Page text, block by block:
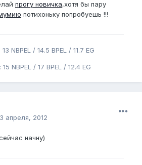
прогу новичка,хотя бы пару
потихоньку попробуешь !!!
NBPEL / 14.5 BPEL / 11.7 EG
NBPEL / 17 BPEL / 12.4 EG
3 апреля, 2012
начну)